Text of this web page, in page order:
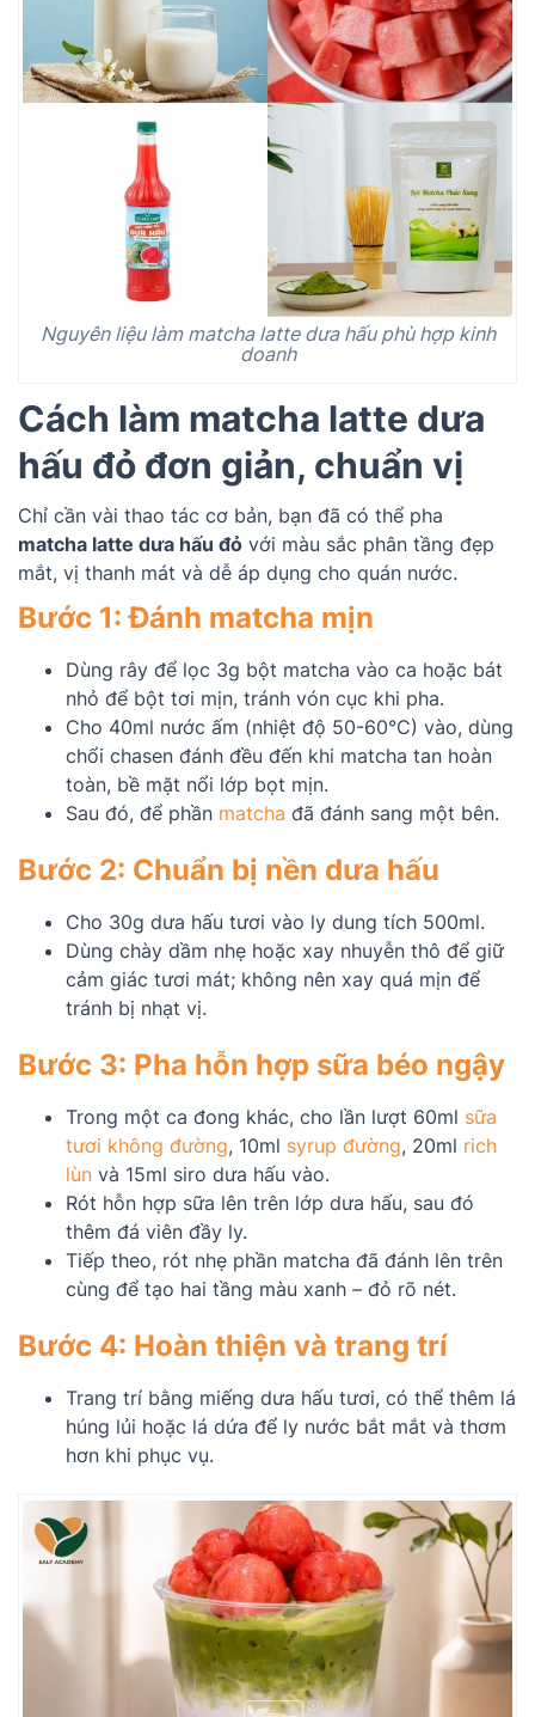
Nguyên liệu làm matcha latte dưa hấu phù hợp kinh
doanh
Cách làm matcha latte dưa
hấu đỏ đơn giản, chuẩn vị
Chỉ cần vài thao tác cơ bản, bạn đã có thể pha
matcha latte dưa hấu đỏ với màu sắc phân tầng đẹp
mắt, vị thanh mát và dễ áp dụng cho quán nước.
Bước 1: Đánh matcha mịn
Dùng rây để lọc 3g bột matcha vào ca hoặc bát
nhỏ để bột tơi mịn, tránh vón cục khi pha.
Cho 40ml nước ấm (nhiệt độ 50-60°C) vào, dùng
chổi chasen đánh đều đến khi matcha tan hoàn
toàn, bề mặt nổi lớp bọt mịn.
Sau đó, để phần matcha đã đánh sang một bên.
Bước 2: Chuẩn bị nền dưa hấu
Cho 30g dưa hấu tươi vào ly dung tích 500ml.
Dùng chày dầm nhẹ hoặc xay nhuyễn thô để giữ
cảm giác tươi mát; không nên xay quá mịn để
tránh bị nhạt vị.
Bước 3: Pha hỗn hợp sữa béo ngậy
Trong một ca đong khác, cho lần lượt 60ml sữa
tươi không đường, 10ml syrup đường, 20ml rich
lùn và 15ml siro dưa hấu vào.
Rót hỗn hợp sữa lên trên lớp dưa hấu, sau đó
thêm đá viên đầy ly.
Tiếp theo, rót nhẹ phần matcha đã đánh lên trên
cùng để tạo hai tầng màu xanh – đỏ rõ nét.
Bước 4: Hoàn thiện và trang trí
Trang trí bằng miếng dưa hấu tươi, có thể thêm lá
húng lủi hoặc lá dứa để ly nước bắt mắt và thơm
hơn khi phục vụ.